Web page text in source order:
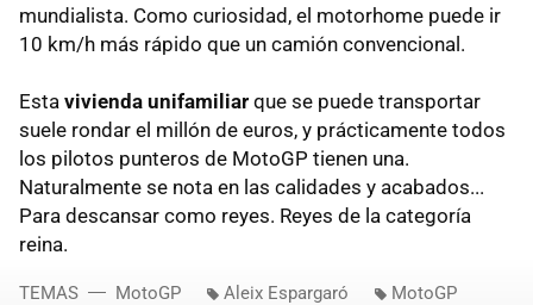
mundialista. Como curiosidad, el motorhome puede ir
10 km/h más rápido que un camión convencional.
Esta vivienda unifamiliar que se puede transportar
suele rondar el millón de euros, y prácticamente todos
los pilotos punteros de MotoGP tienen una.
Naturalmente se nota en las calidades y acabados...
Para descansar como reyes. Reyes de la categoría
reina.
TEMAS MotoGP Aleix Espargaró MotoGP